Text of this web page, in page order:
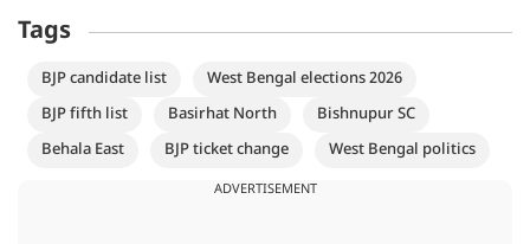
Tags
BJP candidate list
West Bengal elections 2026
BJP fifth list
Basirhat North
Bishnupur SC
Behala East
BJP ticket change West Bengal politics
ADVERTISEMENT